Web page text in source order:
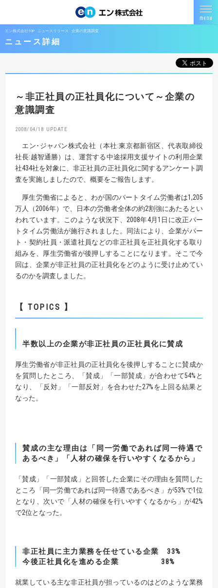
エン株式会社TOP ニュースリリース 企業の意識調査
ニュース詳細
～非正社員の正社員化について～ 企業の
意識調査
2008/04/18
エン･ジャパン株式会社（本社:東京都新宿区、代表取締役
社長:越智通勝）は、運営する中途採用支援サイトの利用企業
社434社を対象に、非正社員の正社員化に関するアンケート調
査を実施しましたので、概要をご報告します。
厚生労働省によると、わが国のパートタイム労働者は1,205
万人（2006年）で、日本の労働者全体の約2割強にあたるとい
われています。このような状況下、2008年4月1日に改正パー
トタイム労働法が施行されました。同法により、企業がパー
ト・契約社員・派遣社員などの非正社員を正社員化する取り
組みを、厚生労働省が後押しすることになります。そこで今
回は、企業が非正社員の正社員化をどのように受け止めてい
るのかを調査しました。
【 TOPICS 】
半数以上の企業が非正社員の正社員化に賛成
厚生労働省が非正社員の正社員化を後押しすることに賛成か
を質問したところ、「賛成」「一部賛成」が合わせて54%と
なり、「反対」「一部反対」を合わせた27%を上回る結果と
なった。
賛成の主な理由は「同一労働であれば同一待遇で
あるべき」「人材の確保を行いやすくなるから」
「賛成」「一部賛成」と回答した企業にその理由を質問した
ところ「同一労働であれば同一待遇であるべき」が53%で1位
となり、次いで「人材の確保を行いやすくなるから」が42%
で2位となった。
非正社員に主力業務を任せている企業 33%
今後正社員化を進める企業 38%
就業している主な非正社員が担っているのはどのような業務